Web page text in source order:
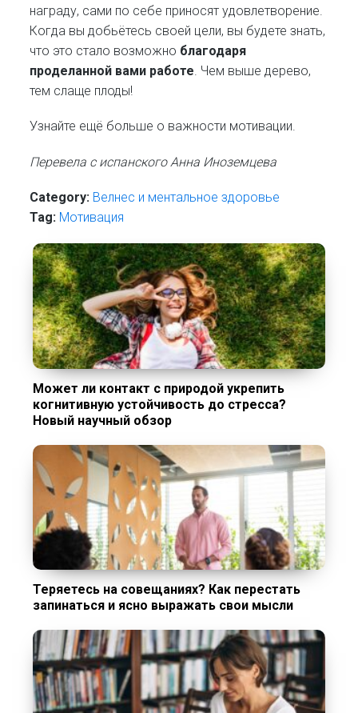
награду, сами по себе приносят удовлетворение.
Когда вы добьётесь своей цели, вы будете знать,
что это стало возможно благодаря
проделанной вами работе. Чем выше дерево,
тем слаще плоды!
Узнайте ещё больше о важности мотивации.
Перевела с испанского Анна Иноземцева
Category: Велнес и ментальное здоровье
Tag: Мотивация
Может ли контакт с природой укрепить
когнитивную устойчивость до стресса?
Новый научный обзор
Теряетесь на совещаниях? Как перестать
запинаться и ясно выражать свои мысли